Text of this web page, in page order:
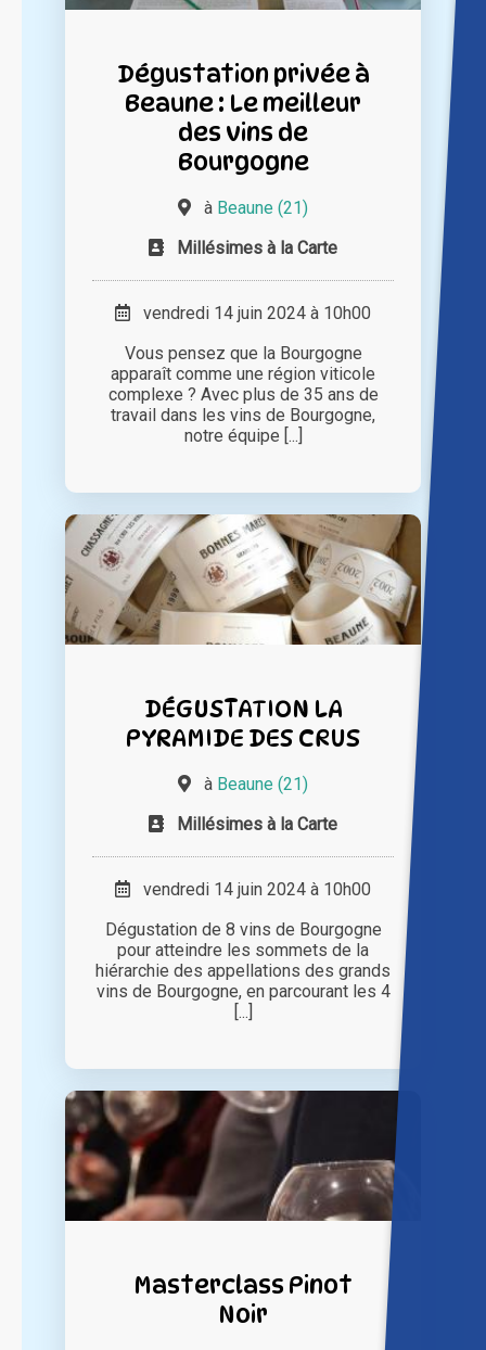
Dégustation privée à
Beaune : Le meilleur
des vins de
Bourgogne
à Beaune (21)
Millésimes à la Carte
vendredi 14 juin 2024 à 10h00
Vous pensez que la Bourgogne
apparaît comme une région viticole
complexe ? Avec plus de 35 ans de
travail dans les vins de Bourgogne,
notre équipe [...]
DÉGUSTATION LA
PYRAMIDE DES CRUS
à Beaune (21)
Millésimes à la Carte
vendredi 14 juin 2024 à 10h00
Dégustation de 8 vins de Bourgogne
pour atteindre les sommets de la
hiérarchie des appellations des grands
vins de Bourgogne, en parcourant les 4
[...]
Masterclass Pinot
Noir